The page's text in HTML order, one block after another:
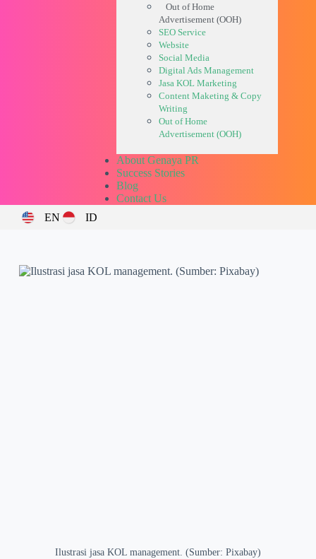
Out of Home
Advertisement (OOH)
SEO Service
Website
Social Media
Digital Ads Management
Jasa KOL Marketing
Content Maketing & Copy
Writing
Out of Home
Advertisement (OOH)
About Genaya PR
Success Stories
Blog
Contact Us
EN
ID
Ilustrasi jasa KOL management. (Sumber: Pixabay)